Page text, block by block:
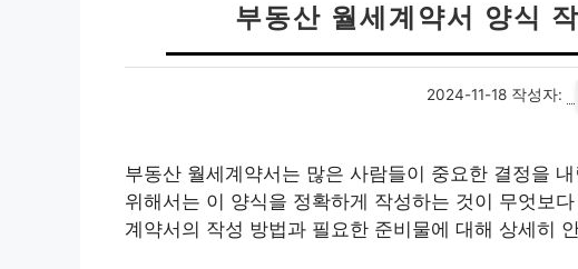
부동산 월세계약서 양식
2024-11-18 작성자:
부동산 월세계약서는 많은 사람들이 중요한 결정을
위해서는 이 양식을 정확하게 작성하는 것이 무엇보
계약서의 작성 방법과 필요한 준비물에 대해 상세히